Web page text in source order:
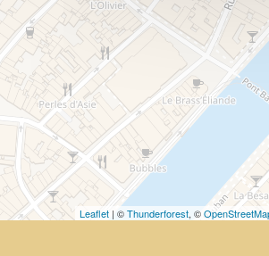
Leaflet | ©Thunderforest, ©